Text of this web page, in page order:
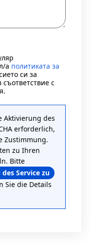
а политиката за
си за
с
Aktivierung des
erforderlich,
Zustimmung.
zu Ihren
Bitte
Service zu
Sie die Details